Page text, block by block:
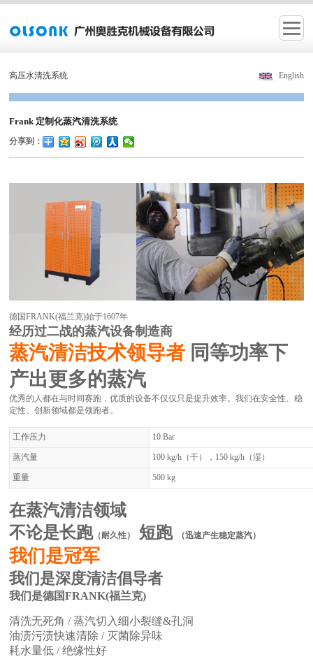
高压水清洗系统 English
Frank 定制化蒸汽清洗系统
分享到：
德国FRANK(福兰克)始于1607年
经历过二战的蒸汽设备制造商
蒸汽清洁技术领导者 同等功率下
产出更多的蒸汽
优秀的人都在与时间赛跑，优质的设备不仅仅只是提升效率。我们在安全性、稳
定性、创新领域都是领跑者。
工作压力 10 Bar
蒸汽量 100 kg/h（干），150 kg/h（湿）
重量 500 kg
在蒸汽清洁领域
不论是长跑（耐久性） 短跑 （迅速产生稳定蒸汽）
我们是冠军
我们是深度清洁倡导者
我们是德国FRANK(福兰克)
清洗无死角 / 蒸汽切入细小裂缝&孔洞
油渍污渍快速清除 / 灭菌除异味
耗水量低 / 绝缘性好